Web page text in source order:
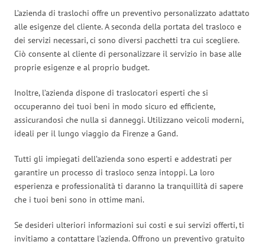
L’azienda di traslochi offre un preventivo personalizzato adattato
alle esigenze del cliente. A seconda della portata del trasloco e
dei servizi necessari, ci sono diversi pacchetti tra cui scegliere.
Ciò consente al cliente di personalizzare il servizio in base alle
proprie esigenze e al proprio budget.
Inoltre, l’azienda dispone di traslocatori esperti che si
occuperanno dei tuoi beni in modo sicuro ed efficiente,
assicurandosi che nulla si danneggi. Utilizzano veicoli moderni,
ideali per il lungo viaggio da Firenze a Gand.
Tutti gli impiegati dell’azienda sono esperti e addestrati per
garantire un processo di trasloco senza intoppi. La loro
esperienza e professionalità ti daranno la tranquillità di sapere
che i tuoi beni sono in ottime mani.
Se desideri ulteriori informazioni sui costi e sui servizi offerti, ti
invitiamo a contattare l’azienda. Offrono un preventivo gratuito